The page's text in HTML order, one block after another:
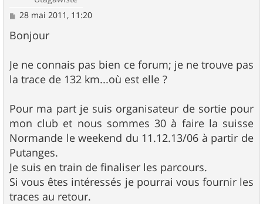
M
s
s
g
e
28 mai 2011, 11:20
Bonjour
Je ne connais pas bien ce forum; je ne trouve pas
la trace de 132 km...où est elle ?
Pour ma part je suis organisateur de sortie pour
mon club et nous sommes 30 à faire la suisse
Normande le weekend du 11.12.13/06 à partir de
Putanges.
Je suis en train de finaliser les parcours.
Si vous êtes intéressés je pourrai vous fournir les
traces au retour.